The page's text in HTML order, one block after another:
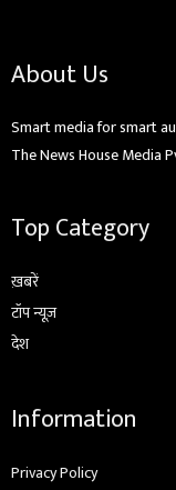
About Us
Smart media for smart
The News House Media
Top Category
ख़बरें
टॉप न्यूज़
देश
Information
Privacy Policy